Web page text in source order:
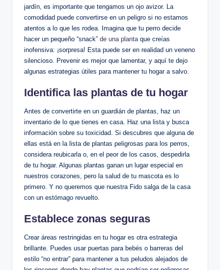
jardín, ⁤es importante​ que tengamos un​ ojo avizor. La
comodidad puede convertirse ⁢en un peligro​ si no estamos
atentos a lo que​ les ⁤rodea. Imagina que ​tu perro decide
hacer ‌un ‍pequeño “snack” de ⁤una planta que creías
inofensiva: ¡sorpresa! Esta⁤ puede ser en ⁢realidad ​un veneno
silencioso. Prevenir es mejor que ⁢lamentar, ​y ​aquí te dejo
algunas estrategias útiles⁣ para mantener tu hogar ⁢a salvo.
Identifica las plantas de tu hogar
Antes ‍de ⁤convertirte en ⁣un guardián​ de plantas, haz un
inventario de lo que​ tienes en ​casa. Haz una lista⁢ y‌ busca
⁣información sobre su toxicidad. Si descubres​ que alguna de
ellas‌ está en la lista de plantas⁢ peligrosas para los ‌perros,
considera reubicarla‌ o, en ⁤el ​peor de los casos, ‌despedirla
de tu hogar. Algunas plantas ganan un lugar ‌especial en
nuestros ⁣corazones,‍ pero la salud de ⁢tu mascota es lo
primero. Y no queremos ​que nuestra Fido salga ‌de​ la casa
con un⁣ estómago ‌revuelto.
Establece zonas seguras
Crear áreas restringidas en tu ‌hogar es otra estrategia
brillante. ⁢Puedes usar ​puertas para bebés⁢ o barreras del
‍estilo “no ⁤entrar” para mantener⁣ a tus peludos‍ alejados de‌